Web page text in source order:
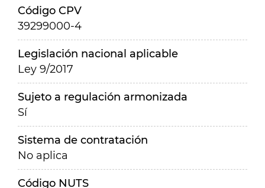
Código CPV
39299000-4
Legislación nacional aplicable
Ley 9/2017
Sujeto a regulación armonizada
Sí
Sistema de contratación
No aplica
Código NUTS